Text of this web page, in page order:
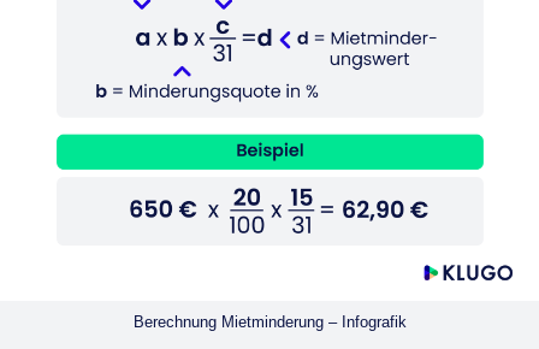
Berechnung Mietminderung – Infografik